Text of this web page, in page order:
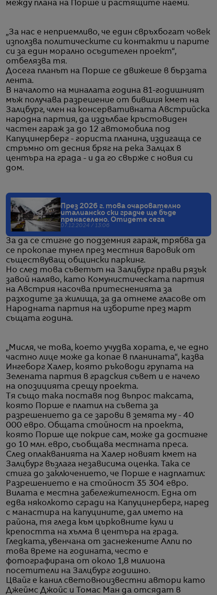
между плана на Порше и растящите наеми.
„За нас е неприемливо, че един свръхбогат човек
използва политическите си контакти и парите
си за един морално осъдителен проект“,
отбелязва тя.
Досега планът на Порше се движеше в бързата
лента.
В началото на миналата година 81-годишният
мъж получава разрешение от бившия кмет на
Залцбург, член на консервативната Австрийска
народна партия, да издълбае кръстовиден
частен гараж за до 12 автомобила под
Капуцинерберг - гориста планина, издигаща се
стръмно от десния бряг на река Залцах в
центъра на града - и да го свърже с новия си
дом.
През 2026 г. това очарователно
италианско ски градче ще бъде
пренаселено. Отидете сега
07.12.2024 / 13:06
За да се стигне до подземния гараж, трябва да
се прокопае тунел през местния варовик от
съществуващ общински паркинг.
Но след това съветът на Залцбург прави рязък
завой наляво, като Комунистическата партия
на Австрия насочва притесненията за
разходите за жилища, за да отнеме гласове от
Народната партия на изборите през март
същата година.
„Мисля, че това, което учудва хората, е, че едно
частно лице може да копае в планината“, казва
Ингеборг Халер, която ръководи групата на
Зелената партия в градския съвет и е начело
на опозицията срещу проекта.
Тя също така поставя под въпрос таксата,
която Порше е платил на съвета за
разрешението да се зарови в земята му - 40
000 евро. Общата стойност на проекта,
която Порше ще покрие сам, може да достигне
до 10 млн. евро, съобщава местната преса.
След оплакванията на Халер новият кмет на
Залцбург възлага независима оценка. Така се
стига до заключението, че Порше е надплатил:
Разрешението е на стойност 35 304 евро.
Вилата е местна забележителност. Една от
едва няколкото сгради на Капуцинерберг, наред
с манастира на капуцините, дал името на
района, тя гледа към църковните кули и
крепостта на хълма в центъра на града.
Гледката, увенчана от заснежените Алпи по
това време на годината, често е
фотографирана от около 1,8 милиона
посетители на Залцбург годишно.
Цвайг е канил световноизвестни автори като
Джеймс Джойс и Томас Ман да отсядат в